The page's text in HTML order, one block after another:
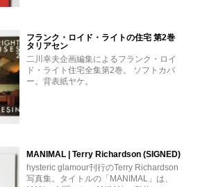
フランク・ロイド・ライトの住宅 第2巻
タリアセン
二川幸夫企画編集によるフランク・ロイ
ド・ライト住宅全集第2巻。 ソフトカバ
ー。背表紙ヤケ。
MANIMAL | Terry Richardson (SIGNED)
hysteric glamour刊行のTerry Richardson
写真集。タイトルの「MANIMAL」は、